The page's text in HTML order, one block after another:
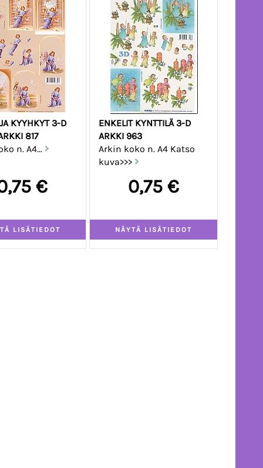
KYYHKYT 3-D
817
n. A4...
€
ENKELIT KYNTTILÄ 3-D
ARKKI 963
Arkin koko n. A4 Katso
kuva>>>
0,75 €